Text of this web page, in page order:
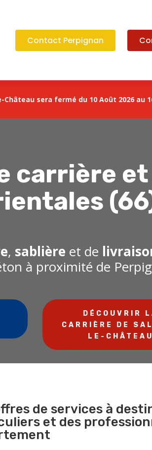
Contact Perpignan
sera fermé du 10 Août 2026 au
carrière
, sablière et de
à proximité de
DÉCOUVRIR
CARRIÈRE DE
LE-CHÂTEAU
de services à
et des